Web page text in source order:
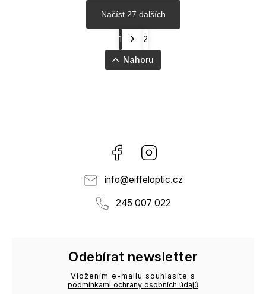
Načíst 27 dalších
1 2
Nahoru
Facebook
info@eiffeloptic.cz
245 007 022
Odebírat newsletter
Vložením e-mailu souhlasíte s
podmínkami ochrany osobních údajů